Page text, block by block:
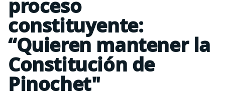
proceso
constituyente:
“Quieren mantener la
Constitución de
Pinochet"